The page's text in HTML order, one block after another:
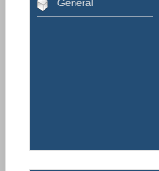
General